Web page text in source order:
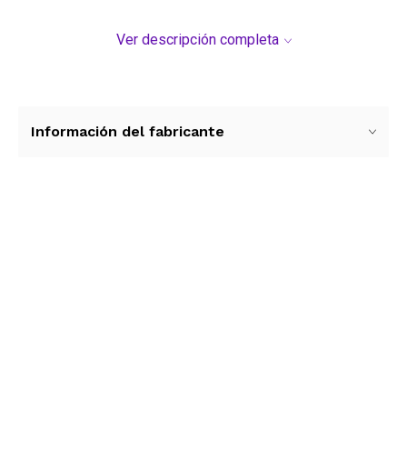
que es apto para lavado a maquina en agua fria
confort inigualable.
Ver descripción completa
Información del fabricante